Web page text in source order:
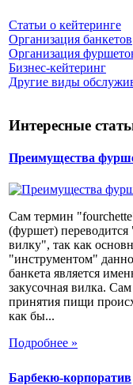
Статьи о кейтеринге
Организация банкетов
Организация
Бизнес-кейтеринг
Другие виды
Интересные
Преимущества
Сам термин
(фуршет) переводится
вилку", так как
"инструментом"
банкета является
закусочная вилка.
принятия пищи
как бы...
Подробнее »
Барбекю-корпоратив